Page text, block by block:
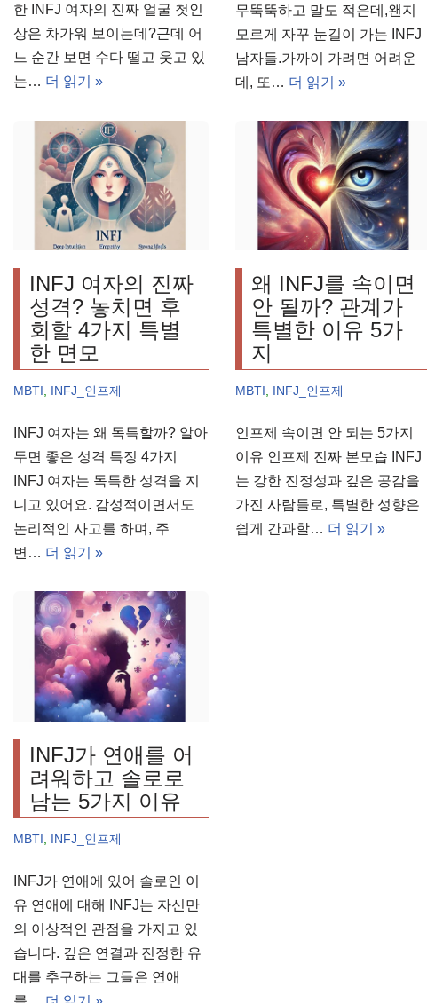
한 INFJ 여자의 진짜 얼굴 첫인
상은 차가워 보이는데?근데 어
느 순간 보면 수다 떨고 웃고 있
는… 더 읽기 »
무뚝뚝하고 말도 적은데,왠지
모르게 자꾸 눈길이 가는 INFJ
남자들.가까이 가려면 어려운
데, 또… 더 읽기 »
INFJ 여자의 진짜
성격? 놓치면 후
회할 4가지 특별
한 면모
MBTI, INFJ_인프제
INFJ 여자는 왜 독특할까? 알아
두면 좋은 성격 특징 4가지
INFJ 여자는 독특한 성격을 지
니고 있어요. 감성적이면서도
논리적인 사고를 하며, 주
변… 더 읽기 »
왜 INFJ를 속이면
안 될까? 관계가
특별한 이유 5가
지
MBTI, INFJ_인프제
인프제 속이면 안 되는 5가지
이유 인프제 진짜 본모습 INFJ
는 강한 진정성과 깊은 공감을
가진 사람들로, 특별한 성향은
쉽게 간과할… 더 읽기 »
INFJ가 연애를 어
려워하고 솔로로
남는 5가지 이유
MBTI INFJ_인프제
INFJ가 연애에 있어 솔로인 이
유 연애에 대해 INFJ는 자신만
의 이상적인 관점을 가지고 있
습니다. 깊은 연결과 진정한 유
대를 추구하는 그들은 연애